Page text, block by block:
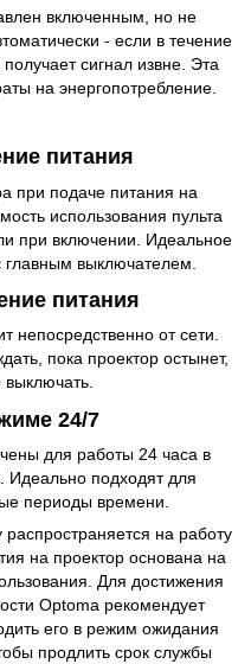
включенным, но не
- если в течение
сигнал извне. Эта
на энергопотребление.
питания
при подаче питания на
использования пульта
при включении. Идеальное
выключателем.
питания
непосредственно от сети.
пока проектор остынет,
выключать.
24/7
для работы 24 часа в
Идеально подходят для
периоды времени.
на работу
на проектор основана на
Для достижения
Optoma рекомендует
его в режим ожидания
продлить срок службы